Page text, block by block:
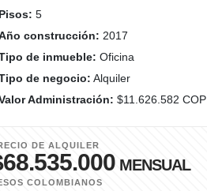
5
construcción: 2017
de inmueble: Oficina
de negocio: Alquiler
Administración: $11.626.582 COP
DE ALQUILER
MENSUAL
COLOMBIANOS